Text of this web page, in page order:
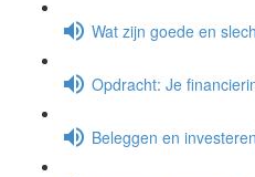
Wat zijn goede en
Opdracht: Je
Beleggen en